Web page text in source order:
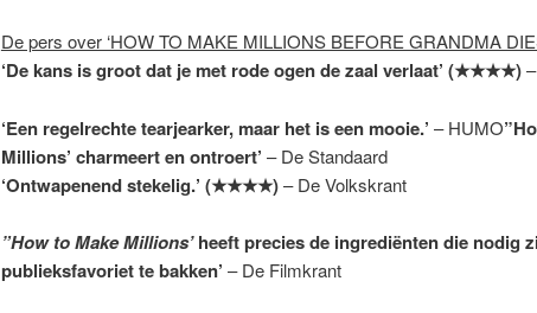
De pers over ‘HOW TO MAKE MILLIONS BEFORE GRANDMA
‘De kans is groot dat je met rode ogen de zaal verlaat’ (★★★★)–
‘Een regelrechte tearjearker, maar het is een mooie.’ – HUMO
Millions’ charmeert en ontroert’ – De Standaard
‘Ontwapenend stekelig.’ (★★★★)– De Volkskrant
”How to Make Millions’heeft precies de ingrediënten die nodig
publieksfavoriet te bakken’ – De Filmkrant